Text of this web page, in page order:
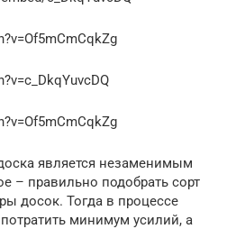
является незаменимым
– правильно подобрать сорт
досок. Тогда в процессе
минимум усилий, а